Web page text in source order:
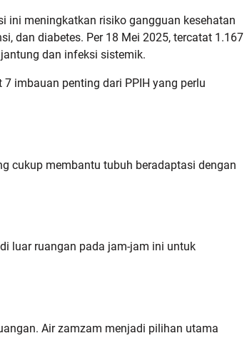
ini meningkatkan risiko gangguan kesehatan
dan diabetes. Per 18 Mei 2025, tercatat 1.167
dan infeksi sistemik.
imbauan penting dari PPIH yang perlu
cukup membantu tubuh beradaptasi dengan
luar ruangan pada jam-jam ini untuk
Air zamzam menjadi pilihan utama